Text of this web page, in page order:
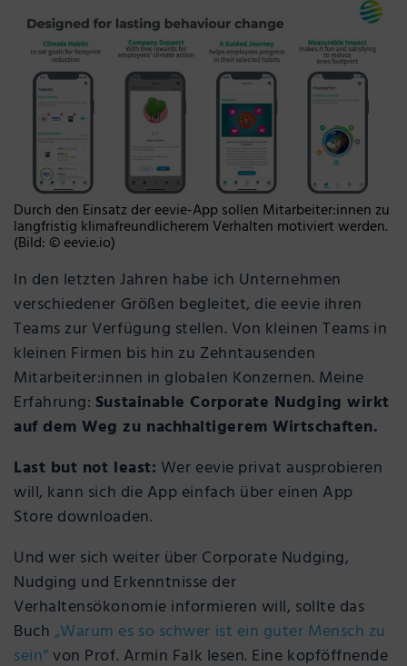
Durch den Einsatz der eevie-App sollen Mitarbeiter:innen zu
langfristig klimafreundlicherem Verhalten motiviert werden.
(Bild: © eevie.io)
In den letzten Jahren habe ich Unternehmen
verschiedener Größen begleitet, die eevie ihren
Teams zur Verfügung stellen. Von kleinen Teams in
kleinen Firmen bis hin zu Zehntausenden
Mitarbeiter:innen in globalen Konzernen. Meine
Erfahrung: Sustainable Corporate Nudging wirkt
auf dem Weg zu nachhaltigerem Wirtschaften.
Last but not least: Wer eevie privat ausprobieren
will, kann sich die App einfach über einen App
Store downloaden.
Und wer sich weiter über Corporate Nudging,
Nudging und Erkenntnisse der
Verhaltensökonomie informieren will, sollte das
Buch „Warum es so schwer ist ein guter Mensch zu
sein“von Prof. Armin Falk lesen. Eine kopföffnende